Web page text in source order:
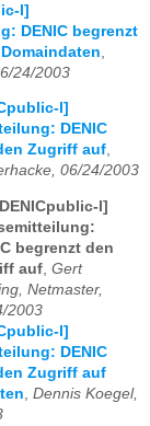
l]
DENIC begrenzt
24/2003
l]
DENIC
Zugriff auf,
06/24/2003
l]
begrenzt den
auf Gert
Netmaster,
2003
l]
DENIC
Zugriff auf
Dennis Koegel,